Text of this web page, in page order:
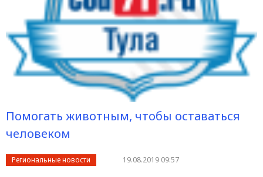
Помогать животным, чтобы оставаться
человеком
Региональные новости 19.08.2019 09:57